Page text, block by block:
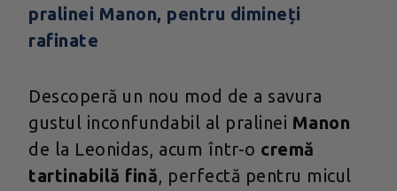
pralinei Manon, pentru dimineți
rafinate
Descoperă un nou mod de a savura
gustul inconfundabil al pralinei Manon
de la Leonidas, acum într-o cremă
tartinabilă fină, perfectă pentru micul